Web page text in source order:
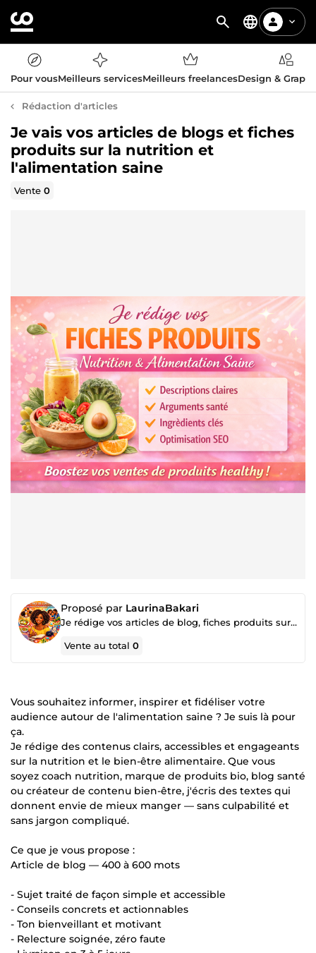
Pour vousMeilleurs servicesMeilleurs freelancesDesign &
Rédaction d'articles
Je vais vos articles de blogs et fiches
produits sur la nutrition et
l'alimentation saine
Vente0
Proposé par LaurinaBakari
Je rédige vos articles de blog, fiches produits sur la beauté, l'alimentation, etc
Vente au total0
Vous souhaitez informer, inspirer et fidéliser votre
audience autour de l'alimentation saine ? Je suis là pour
ça.
Je rédige des contenus clairs, accessibles et engageants
sur la nutrition et le bien-être alimentaire. Que vous
soyez coach nutrition, marque de produits bio, blog santé
ou créateur de contenu bien-être, j'écris des textes qui
donnent envie de mieux manger — sans culpabilité et
sans jargon compliqué.
Ce que je vous propose :
Article de blog — 400 à 600 mots
- Sujet traité de façon simple et accessible
- Conseils concrets et actionnables
- Ton bienveillant et motivant
- Relecture soignée, zéro faute